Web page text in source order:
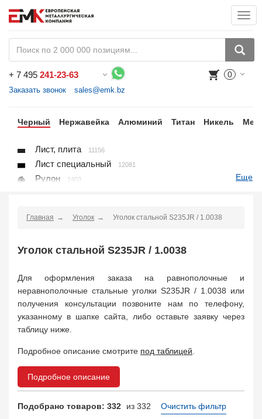
+ 7 495 241-23-63
Заказать звонок sales@emk.bz
0
Черный Нержавейка Алюминий Титан Никель
Лист, плита 11156
Лист специальный 12081
Рулон 1403
Полоса 10866
Проволока 91
Поковка 120
Балка двутавровая
Балка тавровая
Полособульб 54
Рельсы
Рельсовый крепеж 776
Еще
Главная Уголок Уголок стальной S235JR / 1.0038
Уголок стальной S235JR / 1.0038
Для оформления заказа на равнополочные и
неравнополочные стальные уголки S235JR / 1.0038 или
получения консультации позвоните нам по телефону,
указанному в шапке сайта, либо оставьте заявку через
таблицу ниже.
Подробное описание смотрите под таблицей
Подробное описание
Подобрано товаров: 332 из 332 Очистить фильтр